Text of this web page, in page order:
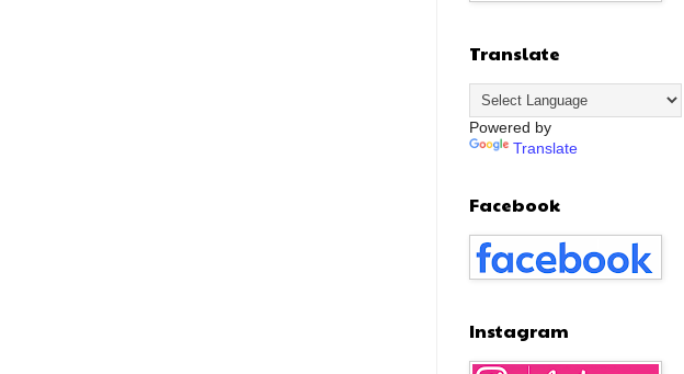
Translate
Powered by
Translate
Facebook
Instagram